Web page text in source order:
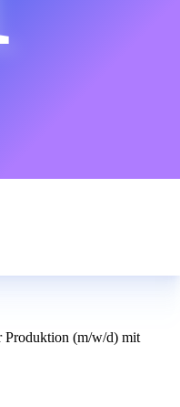
Produktion (m/w/d) mit